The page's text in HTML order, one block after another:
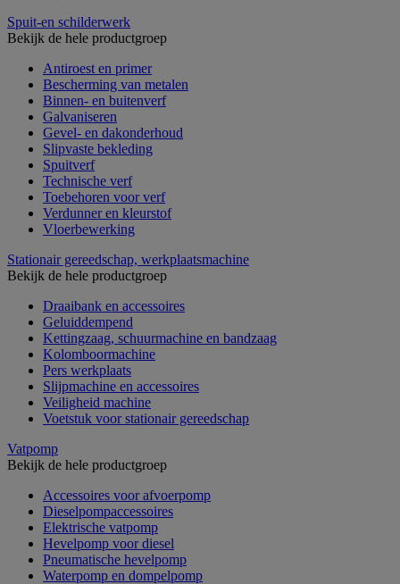
Spuit-en schilderwerk
Bekijk de hele productgroep
Antiroest en primer
Bescherming van metalen
Binnen- en buitenverf
Galvaniseren
Gevel- en dakonderhoud
Slipvaste bekleding
Spuitverf
Technische verf
Toebehoren voor verf
Verdunner en kleurstof
Vloerbewerking
Stationair gereedschap, werkplaatsmachine
Bekijk de hele productgroep
Draaibank en accessoires
Geluiddempend
Kettingzaag, schuurmachine en bandzaag
Kolomboormachine
Pers werkplaats
Slijpmachine en accessoires
Veiligheid machine
Voetstuk voor stationair gereedschap
Vatpomp
Bekijk de hele productgroep
Accessoires voor afvoerpomp
Dieselpompaccessoires
Elektrische vatpomp
Hevelpomp voor diesel
Pneumatische hevelpomp
Waterpomp en dompelpomp